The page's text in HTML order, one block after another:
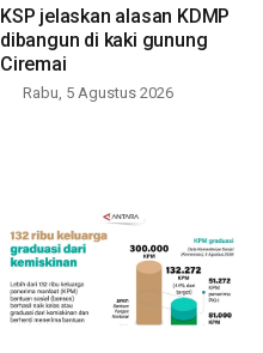
KSP jelaskan alasan KDMP
dibangun di kaki gunung
Ciremai
Rabu, 5 Agustus 2026